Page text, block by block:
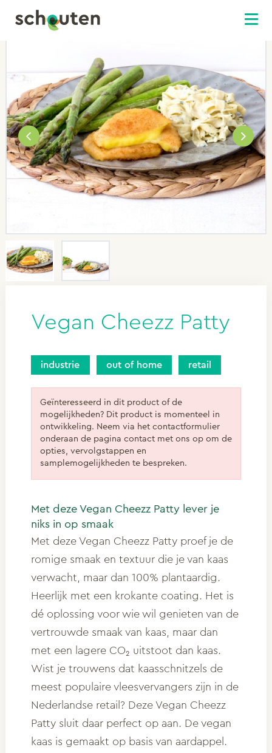
Vegan Cheezz Patty
industrie out of home retail
Geïnteresseerd in dit product of de
mogelijkheden? Dit product is momenteel in
ontwikkeling. Neem via het contactformulier
onderaan de pagina contact met ons op om de
opties, vervolgstappen en
samplemogelijkheden te bespreken.
Met deze Vegan Cheezz Patty lever je
niks in op smaak
Met deze Vegan Cheezz Patty proef je de
romige smaak en textuur die je van kaas
verwacht, maar dan 100% plantaardig.
Heerlijk met een krokante coating. Het is
dé oplossing voor wie wil genieten van de
vertrouwde smaak van kaas, maar dan
met een lagere CO₂ uitstoot dan kaas.
Wist je trouwens dat kaasschnitzels de
meest populaire vleesvervangers zijn in de
Nederlandse retail? Deze Vegan Cheezz
Patty sluit daar perfect op aan. De vegan
kaas is gemaakt op basis van aardappel.